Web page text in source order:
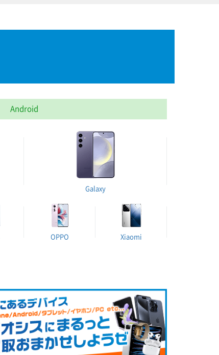
Android
Galaxy
OPPO Xiaomi